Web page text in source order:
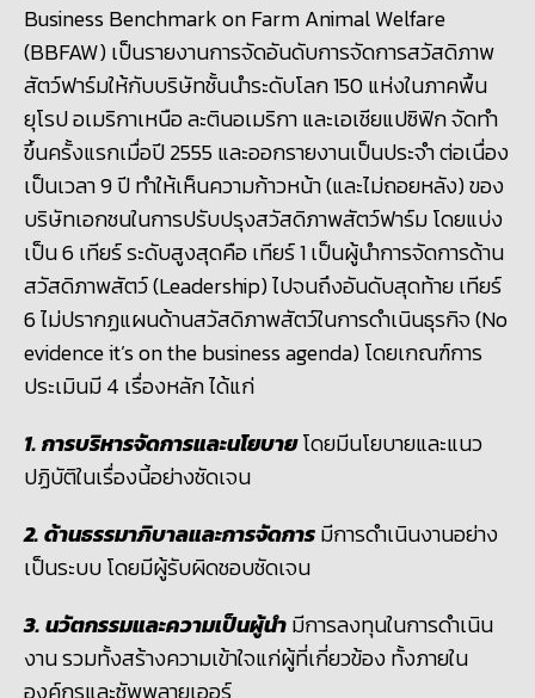
Business Benchmark on Farm Animal Welfare
(BBFAW) เป็นรายงานการจัดอันดับการจัดการสวัสดิภาพ
สัตว์ฟาร์มให้กับบริษัทชั้นนำระดับโลก 150 แห่งในภาคพื้น
ยุโรป อเมริกาเหนือ ละตินอเมริกา และเอเชียแปซิฟิก จัดทำ
ขึ้นครั้งแรกเมื่อปี 2555 และออกรายงานเป็นประจำ ต่อเนื่อง
เป็นเวลา 9 ปี ทำให้เห็นความก้าวหน้า (และไม่ถอยหลัง) ของ
บริษัทเอกชนในการปรับปรุงสวัสดิภาพสัตว์ฟาร์ม โดยแบ่ง
เป็น 6 เทียร์ ระดับสูงสุดคือ เทียร์ 1 เป็นผู้นำการจัดการด้าน
สวัสดิภาพสัตว์ (Leadership) ไปจนถึงอันดับสุดท้าย เทียร์
6 ไม่ปรากฏแผนด้านสวัสดิภาพสัตว์ในการดำเนินธุรกิจ (No
evidence it’s on the business agenda) โดยเกณฑ์การ
ประเมินมี 4 เรื่องหลัก ได้แก่
1. การบริหารจัดการและนโยบายโดยมีนโยบายและแนว
ปฏิบัติในเรื่องนี้อย่างชัดเจน
2. ด้านธรรมาภิบาลและการจัดการมีการดำเนินงานอย่าง
เป็นระบบ โดยมีผู้รับผิดชอบชัดเจน
3. นวัตกรรมและความเป็นผู้นำมีการลงทุนในการดำเนิน
งาน รวมทั้งสร้างความเข้าใจแก่ผู้ที่เกี่ยวข้อง ทั้งภายใน
องค์กรและซัพพลายเออร์